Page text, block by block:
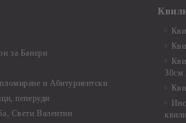
за Банери
и Абитуриентски
пеперуди
Свети Валентин
30см.